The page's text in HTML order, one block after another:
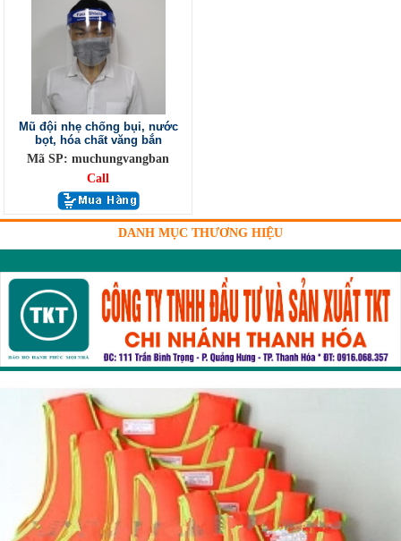
Mũ đội nhẹ chống bụi, nước
bọt, hóa chất văng bắn
Mã SP: muchungvangban
Call
DANH MỤC THƯƠNG HIỆU